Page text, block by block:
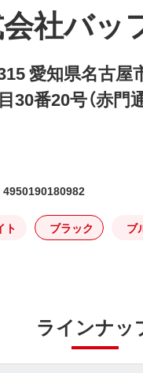
社バッ
愛知県名古屋
目30番20号（赤門
ト ブラック ブ
ラインナッ